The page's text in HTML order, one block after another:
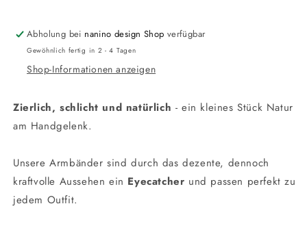
Abholung bei nanino design Shop verfügbar
Gewöhnlich fertig in 2 - 4 Tagen
Shop-Informationen anzeigen
Zierlich, schlicht und natürlich - ein kleines Stück Natur
am Handgelenk.
Unsere Armbänder sind durch das dezente, dennoch
kraftvolle Aussehen ein Eyecatcher und passen perfekt zu
jedem Outfit.